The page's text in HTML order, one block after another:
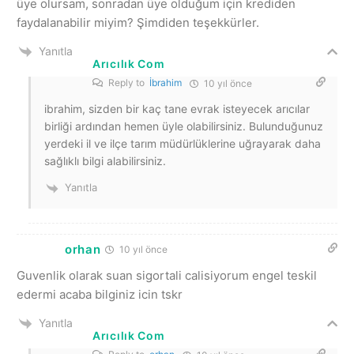
üye olursam, sonradan üye olduğum için krediden
faydalanabilir miyim? Şimdiden teşekkürler.
Yanıtla
Arıcılık Com
Reply to İbrahim 10 yıl önce
ibrahim, sizden bir kaç tane evrak isteyecek arıcılar
birliği ardından hemen üyle olabilirsiniz. Bulunduğunuz
yerdeki il ve ilçe tarım müdürlüklerine uğrayarak daha
sağlıklı bilgi alabilirsiniz.
Yanıtla
orhan 10 yıl önce
Guvenlik olarak suan sigortali calisiyorum engel teskil
edermi acaba bilginiz icin tskr
Yanıtla
Arıcılık Com